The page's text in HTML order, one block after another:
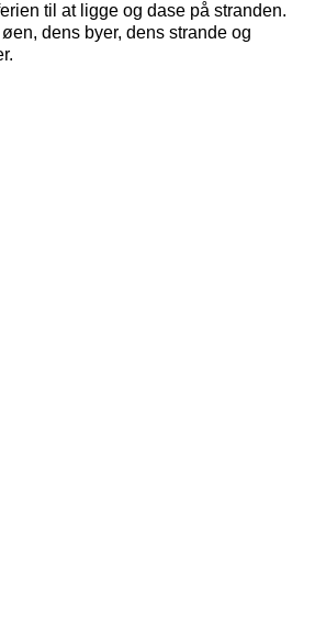
til at ligge og dase på stranden.
dens byer, dens strande og